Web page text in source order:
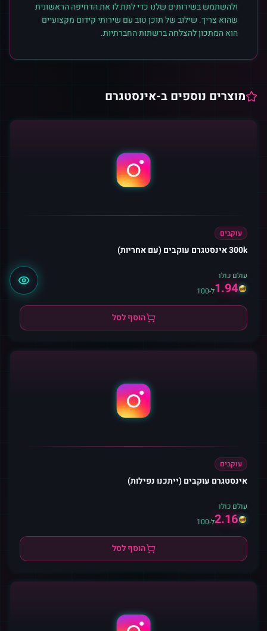
ולהשתמש בשירותים שלנו כדי לתת לו את הדחיפה הראשונית
שהוא צריך. שילוב של תוכן טוב עם שירותי קידום מקצועיים
הוא המתכון להצלחה ברשתות החברתיות.
מוצרים נוספים ב-אינסטגרם
עוקבים
300k אינסטגרם עוקבים (עם אחריות)
עולם כולו
1.94ל-100
הוסף לסל
עוקבים
אינסטגרם עוקבים (ייתכנו נפילות)
עולם כולו
2.16ל-100
הוסף לסל